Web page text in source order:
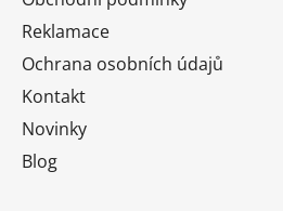
Reklamace
Ochrana osobních údajů
Kontakt
Novinky
Blog